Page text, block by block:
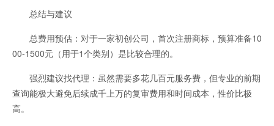
总结与建议
总费用预估：对于一家初创公司，首次注册商标，预算准备10
00-1500元（用于1个类别）是比较合理的。
强烈建议找代理：虽然需要多花几百元服务费，但专业的前期
查询能极大避免后续成千上万的复审费用和时间成本，性价比极
高。